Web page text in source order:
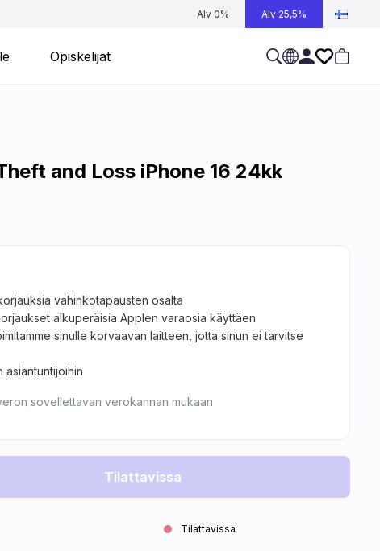
Alv 0% Alv 25,5%
Opiskelijat
and Loss iPhone 16 24kk
vahinkotapausten osalta
alkuperäisia Applen varaosia käyttäen
sinulle korvaavan laitteen, jotta sinun ei tarvitse
sovellettavan verokannan mukaan
Tilattavissa
Tilattavissa